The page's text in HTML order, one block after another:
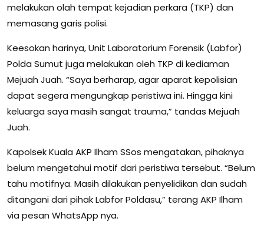
melakukan olah tempat kejadian perkara (TKP) dan
memasang garis polisi.
Keesokan harinya, Unit Laboratorium Forensik (Labfor)
Polda Sumut juga melakukan oleh TKP di kediaman
Mejuah Juah. “Saya berharap, agar aparat kepolisian
dapat segera mengungkap peristiwa ini. Hingga kini
keluarga saya masih sangat trauma,” tandas Mejuah
Juah.
Kapolsek Kuala AKP Ilham SSos mengatakan, pihaknya
belum mengetahui motif dari peristiwa tersebut. “Belum
tahu motifnya. Masih dilakukan penyelidikan dan sudah
ditangani dari pihak Labfor Poldasu,” terang AKP Ilham
via pesan WhatsApp nya.